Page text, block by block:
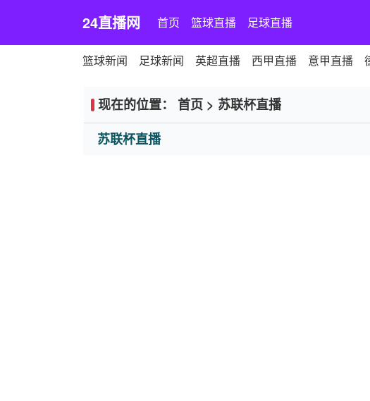
24直播网 首页 篮球直播 足球直播
篮球新闻 足球新闻 英超直播 西甲直播 意甲直播
现在的位置： 首页 > 苏联杯直播
苏联杯直播